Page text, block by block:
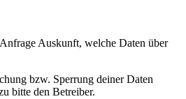
Auskunft, welche Daten über
bzw. Sperrung deiner Daten
bitte den Betreiber.